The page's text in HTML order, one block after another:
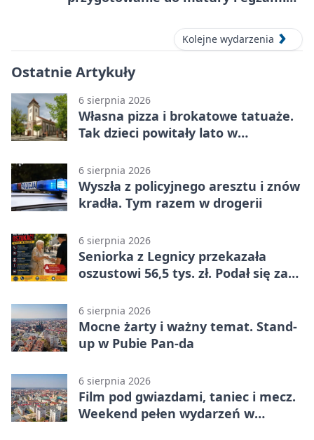
Kolejne wydarzenia
Ostatnie Artykuły
6 sierpnia 2026
Własna pizza i brokatowe tatuaże.
Tak dzieci powitały lato w
6 sierpnia 2026
Wyszła z policyjnego aresztu i znów
kradła. Tym razem w drogerii
6 sierpnia 2026
Seniorka z Legnicy przekazała
oszustowi 56,5 tys. zł. Podał się za
6 sierpnia 2026
Mocne żarty i ważny temat. Stand-
up w Pubie Pan-da
6 sierpnia 2026
Film pod gwiazdami, taniec i mecz.
Weekend pełen wydarzeń w